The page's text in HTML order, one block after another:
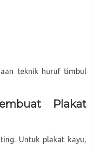
teknik huruf timbul
Plakat
Untuk plakat kayu,